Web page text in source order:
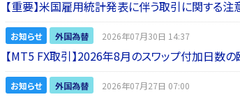
【重要】米国雇用統計発表に伴う取引に関する注
お知らせ 外国為替 2026年07月30日 14:37
【MT5 FX取引】2026年8月のスワップ付加日数
お知らせ 外国為替 2026年07月27日 07:00